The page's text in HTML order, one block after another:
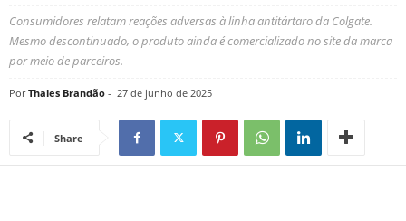
Consumidores relatam reações adversas à linha antitártaro da Colgate.
Mesmo descontinuado, o produto ainda é comercializado no site da marca
por meio de parceiros.
Por Thales Brandão - 27 de junho de 2025
Share